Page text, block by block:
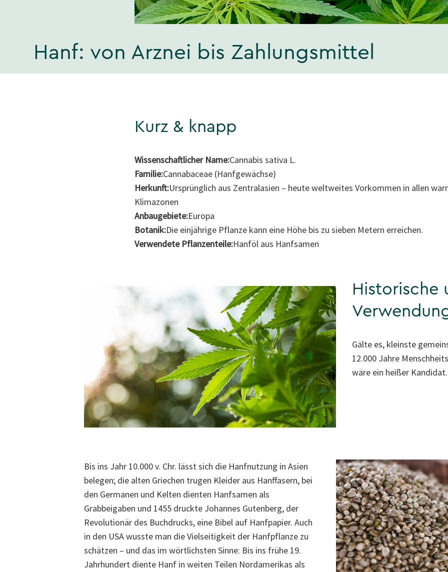
Hanf: von Arznei bis Zahlungsmittel
Kurz & knapp
Wissenschaftlicher Name:Cannabis sativa L.
Familie:Cannabaceae (Hanfgewächse)
Herkunft:Ursprünglich aus Zentralasien – heute weltweites Vorkommen in allen
Klimazonen
Anbaugebiete:Europa
Botanik:Die einjährige Pflanze kann eine Höhe bis zu sieben Metern erreichen.
Verwendete Pflanzenteile:Hanföl aus Hanfsamen
Historische
Gälte es, kleinste
12.000 Jahre
wäre ein heißer Kandidat.
Bis ins Jahr 10.000 v. Chr. lässt sich die Hanfnutzung in Asien
belegen; die alten Griechen trugen Kleider aus Hanffasern, bei
den Germanen und Kelten dienten Hanfsamen als
Grabbeigaben und 1455 druckte Johannes Gutenberg, der
Revolutionär des Buchdrucks, eine Bibel auf Hanfpapier. Auch
in den USA wusste man die Vielseitigkeit der Hanfpflanze zu
schätzen – und das im wörtlichsten Sinne: Bis ins frühe 19.
Jahrhundert diente Hanf in weiten Teilen Nordamerikas als